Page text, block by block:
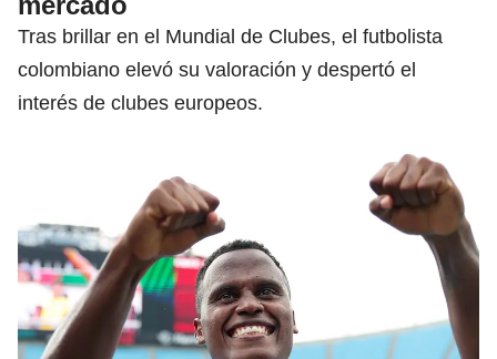
Tras brillar en el Mundial de Clubes, el futbolista
colombiano elevó su valoración y despertó el
interés de clubes europeos.